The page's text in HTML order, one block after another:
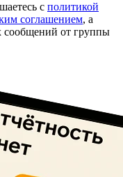
с политикой
соглашением, а
сообщений от группы